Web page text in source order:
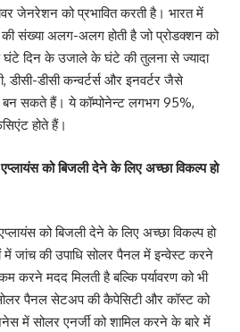
जेनरेशन को प्रभावित करती है। भारत में
संख्या अलग-अलग होती है जो प्रोडक्शन को
दिन के उजाले के घंटे की तुलना से ज्यादा
डीसी-डीसी कन्वर्टर्स और इनवर्टर जैसे
बन सकते हैं। ये कॉम्पोनेन्ट लगभग 95%,
होते हैं।
को बिजली देने के लिए अच्छा विकल्प हो
को बिजली देने के लिए अच्छा विकल्प हो
जांच की उपाधि सोलर पैनल में इन्वेस्ट करने
करने मदद मिलती है बल्कि पर्यावरण को भी
पैनल सेटअप की कैपेसिटी और कॉस्ट को
में सोलर एनर्जी को शामिल करने के बारे में